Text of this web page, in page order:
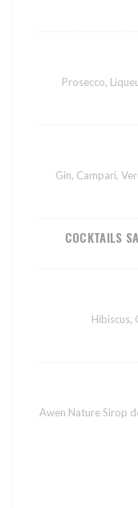
Prosecco,
Gin, Campari,
COCKTAILS
Hibiscus,
Awen Nature Sirop